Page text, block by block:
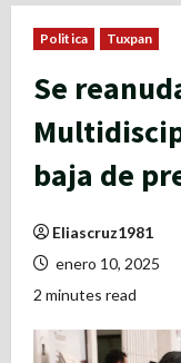
Politica Tuxpan
Se
baja de
Eliascruz1981
enero 10, 2025
2 minutes read